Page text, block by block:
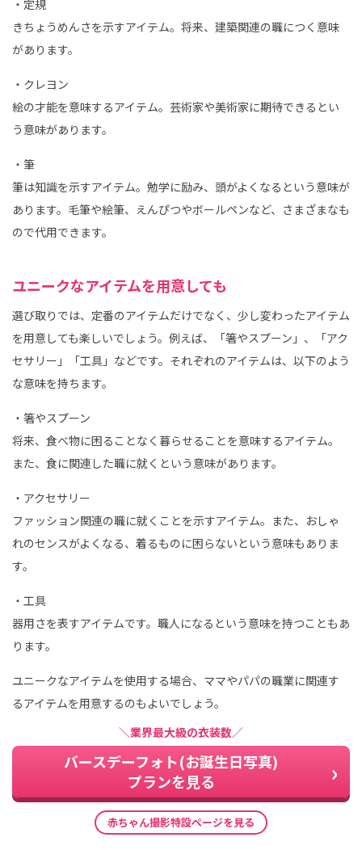
・定規
きちょうめんさを示すアイテム。将来、建築関連の職につく意味
があります。
・クレヨン
絵の才能を意味するアイテム。芸術家や美術家に期待できるとい
う意味があります。
・筆
筆は知識を示すアイテム。勉学に励み、頭がよくなるという意味が
あります。毛筆や絵筆、えんぴつやボールペンなど、さまざまなも
ので代用できます。
ユニークなアイテムを用意しても
選び取りでは、定番のアイテムだけでなく、少し変わったアイテム
を用意しても楽しいでしょう。例えば、「箸やスプーン」、「アク
セサリー」「工具」などです。それぞれのアイテムは、以下のよう
な意味を持ちます。
・箸やスプーン
将来、食べ物に困ることなく暮らせることを意味するアイテム。
また、食に関連した職に就くという意味があります。
・アクセサリー
ファッション関連の職に就くことを示すアイテム。また、おしゃ
れのセンスがよくなる、着るものに困らないという意味もありま
す。
・工具
器用さを表すアイテムです。職人になるという意味を持つこともあ
ります。
ユニークなアイテムを使用する場合、ママやパパの職業に関連す
るアイテムを用意するのもよいでしょう。
＼業界最大級の衣装数／
バースデーフォト(お誕生日写真)
プランを見る
赤ちゃん撮影特設ページを見る